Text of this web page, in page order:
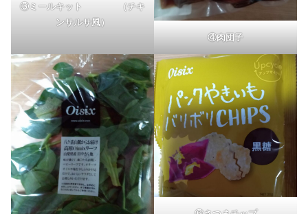
③ミールキット （チキ
ンサルサ風）
④肉団子